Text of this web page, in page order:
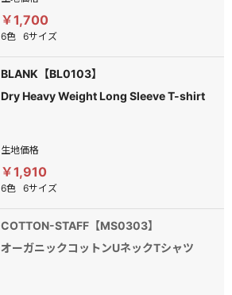
￥1,700
6色 6サイズ
BLANK【BL0103】
Dry Heavy Weight Long Sleeve T-shirt
生地価格
￥1,910
6色 6サイズ
COTTON-STAFF【MS0303】
オーガニックコットンUネックTシャツ